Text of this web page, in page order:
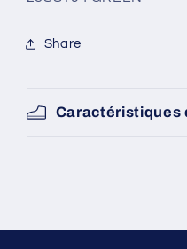
Share
Caractéristiques